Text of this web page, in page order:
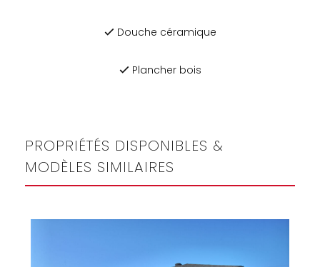
Douche céramique
Plancher bois
PROPRIÉTÉS DISPONIBLES &
MODÈLES SIMILAIRES